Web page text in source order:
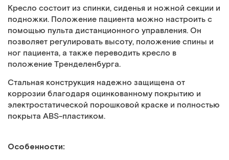
Кресло состоит из спинки, сиденья и ножной секции и
подножки. Положение пациента можно настроить с
помощью пульта дистанционного управления. Он
позволяет регулировать высоту, положение спины и
ног пациента, а также переводить кресло в
положение Тренделенбурга.
Стальная конструкция надежно защищена от
коррозии благодаря оцинкованному покрытию и
электростатической порошковой краске и полностью
покрыта ABS-пластиком.
Особенности: